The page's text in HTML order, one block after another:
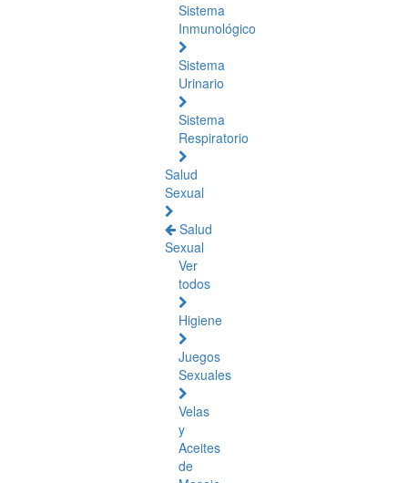
Sistema
Inmunológico
Sistema
Urinario
Sistema
Respiratorio
Salud
Sexual
Salud
Sexual
Ver
todos
Higiene
Juegos
Sexuales
Velas
y
Aceites
de